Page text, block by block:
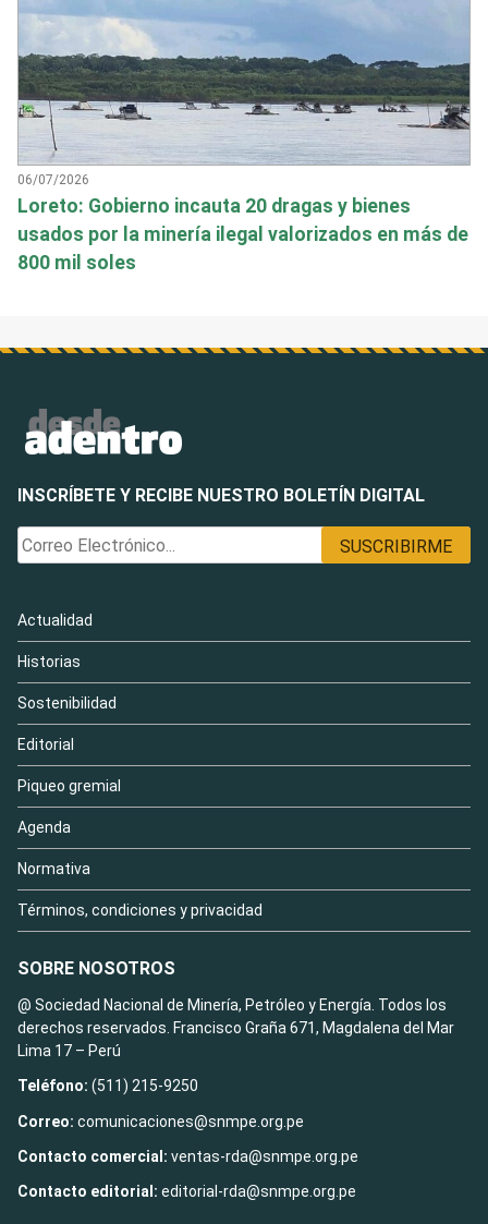
06/07/2026
Loreto: Gobierno incauta 20 dragas y bienes
usados por la minería ilegal valorizados en más de
800 mil soles
INSCRÍBETE Y RECIBE NUESTRO BOLETÍN DIGITAL
Actualidad
Historias
Sostenibilidad
Editorial
Piqueo gremial
Agenda
Normativa
Términos, condiciones y privacidad
SOBRE NOSOTROS
@ Sociedad Nacional de Minería, Petróleo y Energía. Todos los
derechos reservados. Francisco Graña 671, Magdalena del Mar
Lima 17 – Perú
Teléfono: (511) 215-9250
Correo: comunicaciones@snmpe.org.pe
Contacto comercial: ventas-rda@snmpe.org.pe
Contacto editorial: editorial-rda@snmpe.org.pe